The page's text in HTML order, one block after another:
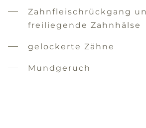
Zahnfleischrückgang
freiliegende Zahnhälse
gelockerte Zähne
Mundgeruch